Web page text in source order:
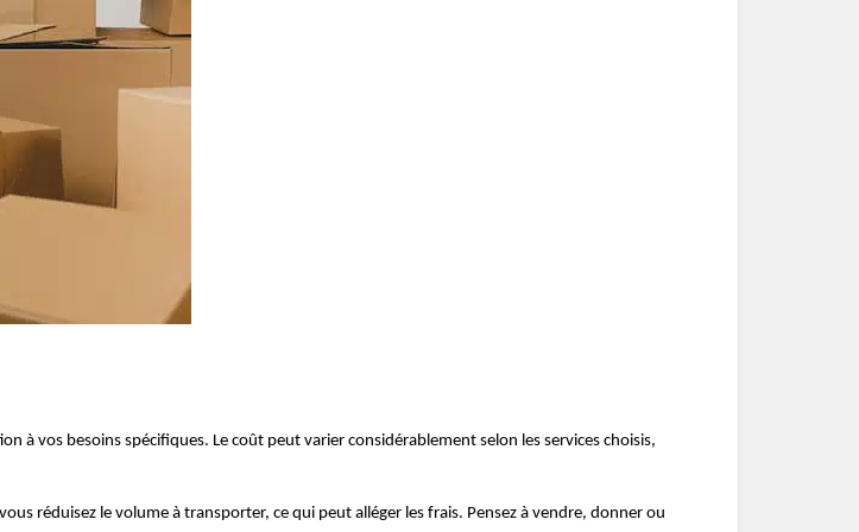
à vos besoins spécifiques. Le coût peut varier considérablement selon les services choisis,
réduisez le volume à transporter, ce qui peut alléger les frais. Pensez à vendre, donner ou